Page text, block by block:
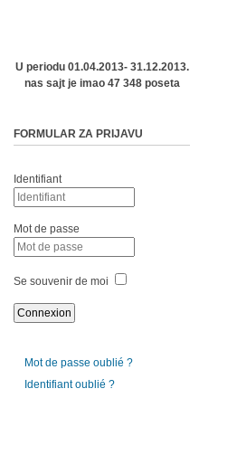
U periodu 01.04.2013- 31.12.2013.
nas sajt je imao 47 348 poseta
FORMULAR ZA PRIJAVU
Identifiant
Mot de passe
Se souvenir de moi
Mot de passe oublié ?
Identifiant oublié ?